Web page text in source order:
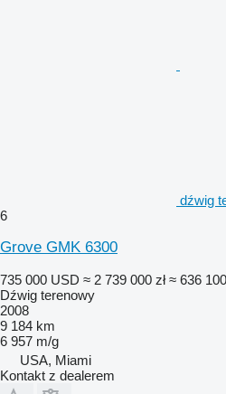
dźwig
6
Grove GMK 6300
735 000 USD ≈ 2 739 000 zł ≈ 636
Dźwig terenowy
2008
9 184 km
6 957 m/g
USA, Miami
Kontakt z dealerem